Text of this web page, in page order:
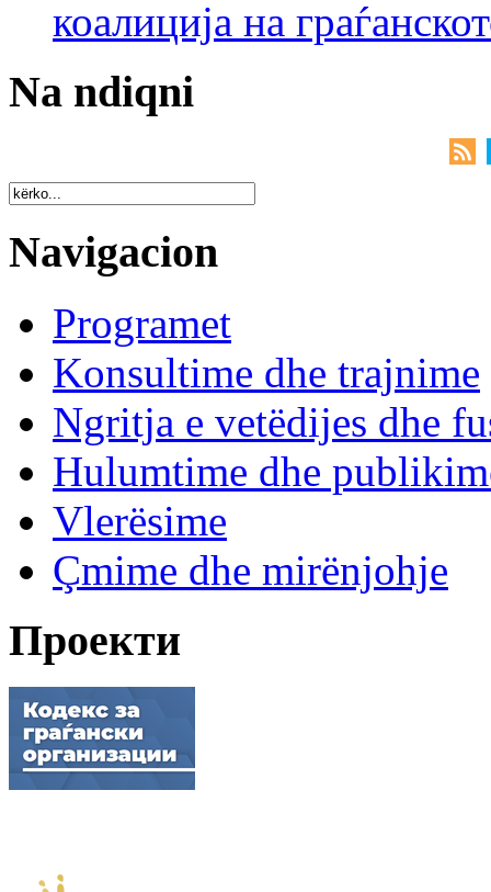
коалиција на
Na ndiqni
Navigacion
Programet
Konsultime dhe trajnime
Ngritja e vetëdijes dhe
Hulumtime dhe
Vlerësime
Çmime dhe mirënjohje
Проекти